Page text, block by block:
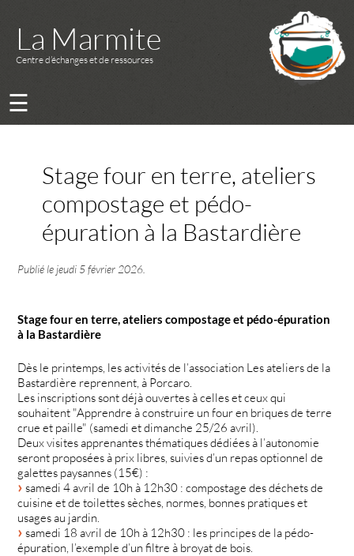
La Marmite
Centre d’échanges et de ressources
☰
Stage four en terre, ateliers
compostage et pédo-
épuration à la Bastardière
Publié le jeudi 5 février 2026
Stage four en terre, ateliers compostage et pédo-épuration
à la Bastardière
Dès le printemps, les activités de l’association Les ateliers de la
Bastardière reprennent, à Porcaro.
Les inscriptions sont déjà ouvertes à celles et ceux qui
souhaitent "Apprendre à construire un four en briques de terre
crue et paille" (samedi et dimanche 25/26 avril).
Deux visites apprenantes thématiques dédiées à l’autonomie
seront proposées à prix libres, suivies d’un repas optionnel de
galettes paysannes (15€) :
samedi 4 avril de 10h à 12h30 : compostage des déchets de
cuisine et de toilettes sèches, normes, bonnes pratiques et
usages au jardin.
samedi 18 avril de 10h à 12h30 : les principes de la pédo-
épuration, l’exemple d’un filtre à broyat de bois.